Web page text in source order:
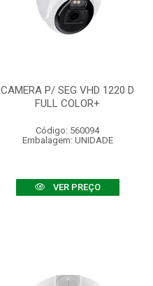
CAMERA P/ SEG VHD 1220 D
FULL COLOR+
Código: 560094
Embalagem: UNIDADE
VER PREÇO